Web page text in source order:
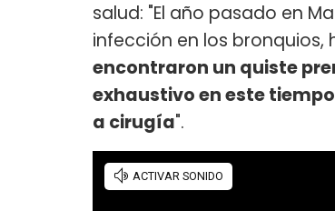
salud: "El año pasado en
infección en los
encontraron un quiste
exhaustivo en este
a cirugía".